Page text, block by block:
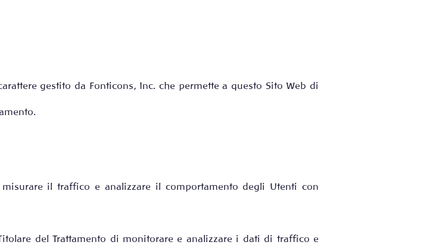
gestito da Fonticons, Inc. che permette a questo Sito Web di
il traffico e analizzare il comportamento degli Utenti con
del Trattamento di monitorare e analizzare i dati di traffico e